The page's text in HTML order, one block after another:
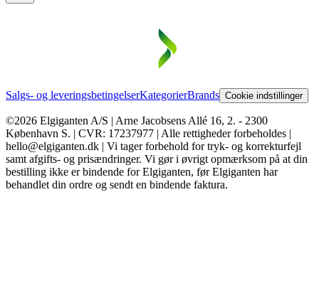
Salgs- og leveringsbetingelserKategorierBrands Cookie indstillinger
©2026 Elgiganten A/S | Arne Jacobsens Allé 16, 2. - 2300
København S. | CVR: 17237977 | Alle rettigheder forbeholdes |
hello@elgiganten.dk | Vi tager forbehold for tryk- og korrekturfejl
samt afgifts- og prisændringer. Vi gør i øvrigt opmærksom på at din
bestilling ikke er bindende for Elgiganten, før Elgiganten har
behandlet din ordre og sendt en bindende faktura.